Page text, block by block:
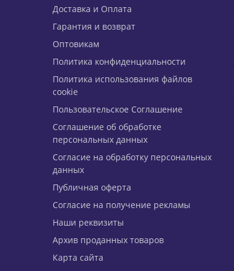
Доставка и Оплата
Гарантия и возврат
Оптовикам
Политика конфиденциальности
Политика использования файлов
cookie
Пользовательское Соглашение
Соглашение об обработке
персональных данных
Согласие на обработку персональных
данных
Публичная оферта
Согласие на получение рекламы
Наши реквизиты
Архив проданных товаров
Карта сайта